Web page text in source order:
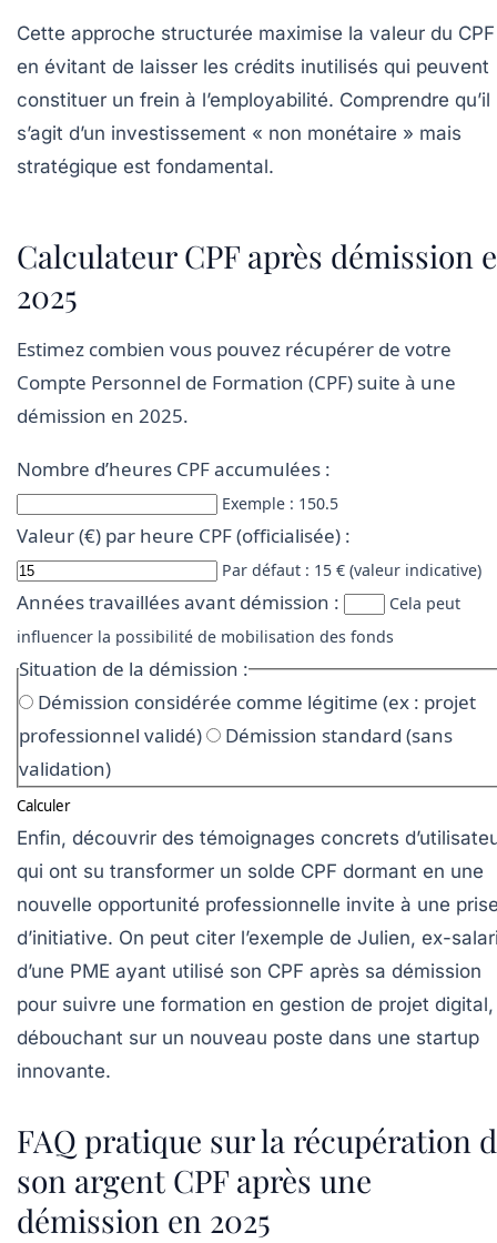
Cette approche structurée maximise la valeur du CPF
en évitant de laisser les crédits inutilisés qui peuvent
constituer un frein à l’employabilité. Comprendre qu’il
s’agit d’un investissement « non monétaire » mais
stratégique est fondamental.
Calculateur CPF après démission
2025
Estimez combien vous pouvez récupérer de votre
Compte Personnel de Formation (CPF) suite à une
démission en 2025.
Nombre d’heures CPF accumulées :
Exemple : 150.5
Valeur (€) par heure CPF (officialisée) :
Par défaut : 15 € (valeur indicative)
Années travaillées avant démission :
Cela peut
influencer la possibilité de mobilisation des fonds
Situation de la démission :
Démission considérée comme légitime (ex : projet
professionnel validé)
Démission standard (sans
validation)
Calculer
Enfin, découvrir des témoignages concrets
qui ont su transformer un solde CPF dormant en une
nouvelle opportunité professionnelle invite à une
d’initiative. On peut citer l’exemple de Julien, ex-
d’une PME ayant utilisé son CPF après sa démission
pour suivre une formation en gestion de projet digital,
débouchant sur un nouveau poste dans une startup
innovante.
FAQ pratique sur la récupération
son argent CPF après une
démission en 2025